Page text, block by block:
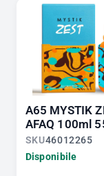
A65 MYSTIK
AFAQ 100ml
SKU46012265
Disponibile